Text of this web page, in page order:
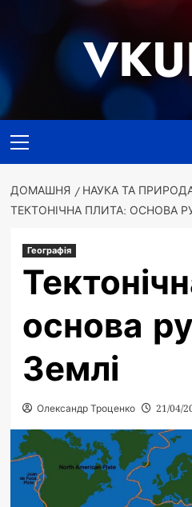
меню
ДОМАШНЯ НАУКА ТА
ТЕКТОНІЧНА ПЛИТА: ОСНОВА
Географія
основа
Землі
Олександр Троценко 21/04/